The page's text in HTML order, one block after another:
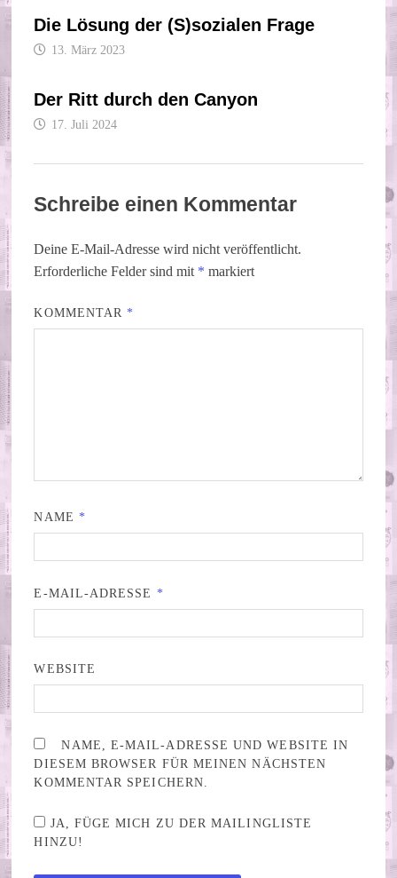
Die Lösung der (S)sozialen Frage
13. März 2023
Der Ritt durch den Canyon
17. Juli 2024
Schreibe einen Kommentar
Deine E-Mail-Adresse wird nicht veröffentlicht.
Erforderliche Felder sind mit * markiert
KOMMENTAR *
NAME *
E-MAIL-ADRESSE *
WEBSITE
NAME, E-MAIL-ADRESSE UND WEBSITE IN
DIESEM BROWSER FÜR MEINEN NÄCHSTEN
KOMMENTAR SPEICHERN.
JA, FÜGE MICH ZU DER MAILINGLISTE
HINZU!